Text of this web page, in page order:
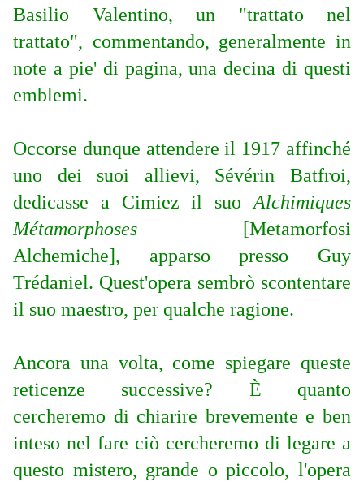
Basilio Valentino, un "trattato nel
trattato", commentando, generalmente in
note a pie' di pagina, una decina di questi
emblemi.
Occorse dunque attendere il 1917 affinché
uno dei suoi allievi, Sévérin Batfroi,
dedicasse a Cimiez il suo Alchimiques
Métamorphoses [Metamorfosi
Alchemiche], apparso presso Guy
Trédaniel. Quest'opera sembrò scontentare
il suo maestro, per qualche ragione.
Ancora una volta, come spiegare queste
reticenze successive? È quanto
cercheremo di chiarire brevemente e ben
inteso nel fare ciò cercheremo di legare a
questo mistero, grande o piccolo, l'opera